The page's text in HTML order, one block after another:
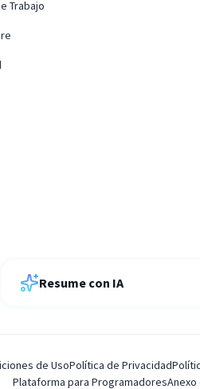
Trabajo
Resume con IA
de UsoPolítica de Privacidad
Plataforma para Programadores